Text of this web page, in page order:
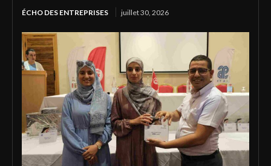
ÉCHO DES ENTREPRISES juillet 30, 2026